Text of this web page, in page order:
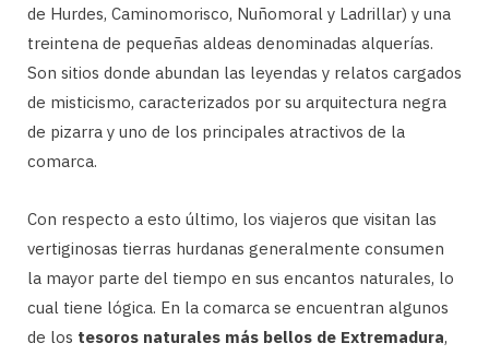
de Hurdes, Caminomorisco, Nuñomoral y Ladrillar) y una
treintena de pequeñas aldeas denominadas alquerías.
Son sitios donde abundan las leyendas y relatos cargados
de misticismo, caracterizados por su arquitectura negra
de pizarra y uno de los principales atractivos de la
comarca.
Con respecto a esto último, los viajeros que visitan las
vertiginosas tierras hurdanas generalmente consumen
la mayor parte del tiempo en sus encantos naturales, lo
cual tiene lógica. En la comarca se encuentran algunos
de los tesoros naturales más bellos de Extremadura,